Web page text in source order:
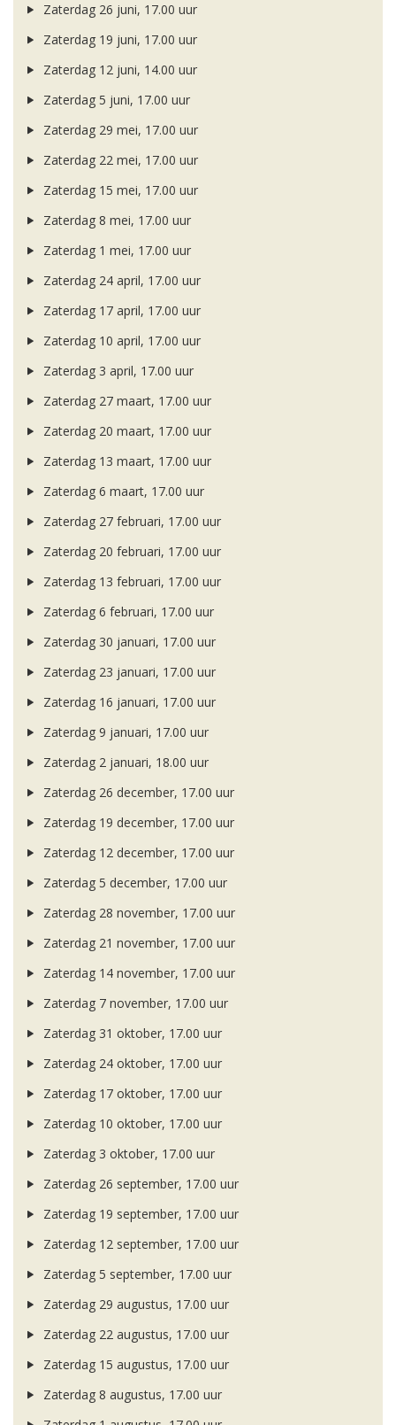
Zaterdag 26 juni, 17.00 uur
Zaterdag 19 juni, 17.00 uur
Zaterdag 12 juni, 14.00 uur
Zaterdag 5 juni, 17.00 uur
Zaterdag 29 mei, 17.00 uur
Zaterdag 22 mei, 17.00 uur
Zaterdag 15 mei, 17.00 uur
Zaterdag 8 mei, 17.00 uur
Zaterdag 1 mei, 17.00 uur
Zaterdag 24 april, 17.00 uur
Zaterdag 17 april, 17.00 uur
Zaterdag 10 april, 17.00 uur
Zaterdag 3 april, 17.00 uur
Zaterdag 27 maart, 17.00 uur
Zaterdag 20 maart, 17.00 uur
Zaterdag 13 maart, 17.00 uur
Zaterdag 6 maart, 17.00 uur
Zaterdag 27 februari, 17.00 uur
Zaterdag 20 februari, 17.00 uur
Zaterdag 13 februari, 17.00 uur
Zaterdag 6 februari, 17.00 uur
Zaterdag 30 januari, 17.00 uur
Zaterdag 23 januari, 17.00 uur
Zaterdag 16 januari, 17.00 uur
Zaterdag 9 januari, 17.00 uur
Zaterdag 2 januari, 18.00 uur
Zaterdag 26 december, 17.00 uur
Zaterdag 19 december, 17.00 uur
Zaterdag 12 december, 17.00 uur
Zaterdag 5 december, 17.00 uur
Zaterdag 28 november, 17.00 uur
Zaterdag 21 november, 17.00 uur
Zaterdag 14 november, 17.00 uur
Zaterdag 7 november, 17.00 uur
Zaterdag 31 oktober, 17.00 uur
Zaterdag 24 oktober, 17.00 uur
Zaterdag 17 oktober, 17.00 uur
Zaterdag 10 oktober, 17.00 uur
Zaterdag 3 oktober, 17.00 uur
Zaterdag 26 september, 17.00 uur
Zaterdag 19 september, 17.00 uur
Zaterdag 12 september, 17.00 uur
Zaterdag 5 september, 17.00 uur
Zaterdag 29 augustus, 17.00 uur
Zaterdag 22 augustus, 17.00 uur
Zaterdag 15 augustus, 17.00 uur
Zaterdag 8 augustus, 17.00 uur